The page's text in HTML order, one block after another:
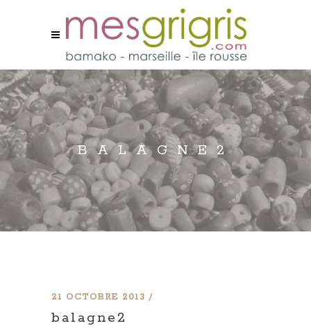
BALAGNE2
21 OCTOBRE 2013
balagne2